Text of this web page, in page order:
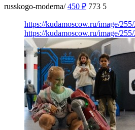
russkogo-moderna/ 450 ₽ 773 5
https://kudamoscow.ru/image/
https://kudamoscow.ru/image/